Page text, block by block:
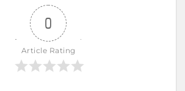
0
Article Rating